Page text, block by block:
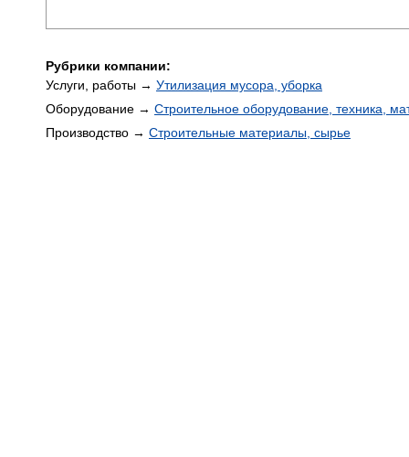
Рубрики компании:
Услуги, работы → Утилизация мусора, уборка
Оборудование → Строительное оборудование, техника,
Производство → Строительные материалы, сырье